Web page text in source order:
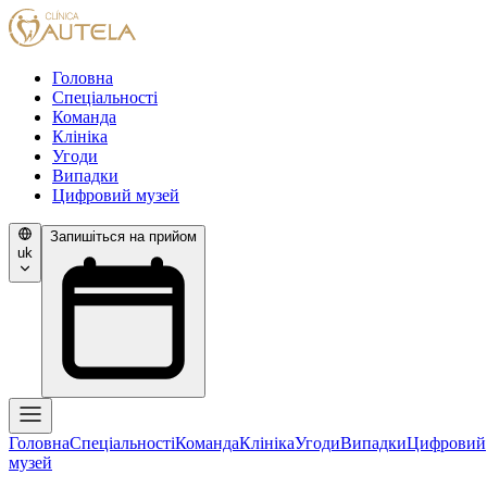
Головна
Спеціальності
Команда
Клініка
Угоди
Випадки
Цифровий музей
uk
Запишіться на прийом
ГоловнаСпеціальностіКомандаКлінікаУгодиВипадкиЦифровий
музей